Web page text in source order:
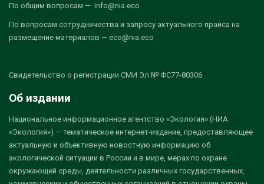
По общим вопросам — info@nia.eco
По вопросам сотрудничества и запросу актуального прайса на
размещение материалов — eco@nia.eco
Свидетельство о регистрации СМИ Эл № ФС77-80306
Об издании
Национальное информационное агентство «Экология» (НИА
«Экология») — тематическое интернет-издание, предоставляющее
актуальную и объективную новостную информацию об
экологической ситуации в России и в мире, мерах по охране
окружающей среды, деятельности различных государственных,